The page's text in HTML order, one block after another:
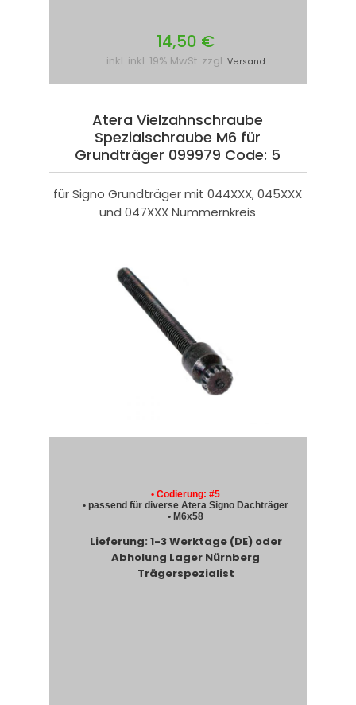
14,50 €
inkl. inkl. 19% MwSt. zzgl. Versand
Atera Vielzahnschraube
Spezialschraube M6 für
Grundträger 099979 Code: 5
für Signo Grundträger mit 044XXX, 045XXX
und 047XXX Nummernkreis
• Codierung: #5
• passend für diverse Atera Signo Dachträger
• M6x58
Lieferung: 1-3 Werktage (DE) oder
Abholung Lager Nürnberg
Trägerspezialist